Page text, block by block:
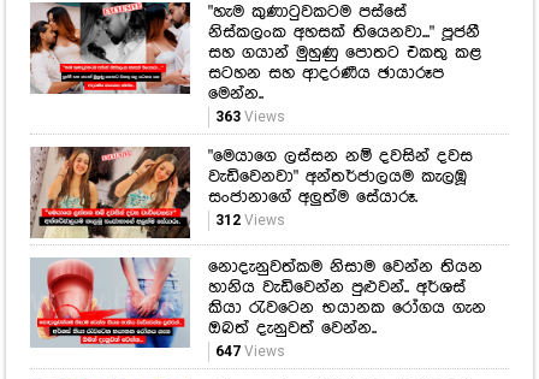
"හැම කුණාටුවකටම පස්සේ
නිස්කලංක අහසක් තියෙනවා..." පූජනී
සහ ගයාන් මුහුණු පොතට එකතු කළ
සටහන සහ ආදරණීය ඡායාරූප
මෙන්න..
363Views
"මෙයාගෙ ලස්සන නම් දවසින් දවස
වැඩිවෙනවා" අන්තර්ජාලයම කැලඹූ
සංජානාගේ අලුත්ම සේයාරූ.
312Views
නොදැනුවත්කම නිසාම වෙන්න තියන
හානිය වැඩිවෙන්න පුළුවන්.. අර්ශස්
කියා රැවටෙන භයානක රෝගය ගැන
ඔබත් දැනුවත් වෙන්න..
647Views